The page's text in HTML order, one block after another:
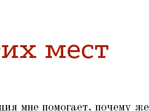
мест
мне помогает, почему же